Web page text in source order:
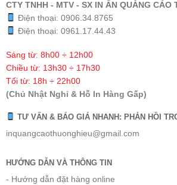
CTY TNHH - MTV - SX IN ẤN QUẢNG CÁO
Điện thoại: 0906.34.8765
Điện thoại: 0961.17.44.43
Sáng từ: 8h00 ÷ 12h00
Chiều từ: 13h30 ÷ 17h30
Tối từ: 18h ÷ 22h00
(Chủ Nhật Nghỉ & Hỗ In Hàng Gấp)
TƯ VẤN & BÁO GIÁ NHANH: PHẢN HỒI
inquangcaothuonghieu@gmail.com
HƯỚNG DẪN VÀ THÔNG TIN
- Hướng dẫn đặt hàng online